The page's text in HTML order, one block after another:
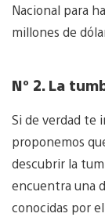
Nacional para
millones de
Nº 2. La
Si de verdad te
proponemos
descubrir la
encuentra una
conocidas por